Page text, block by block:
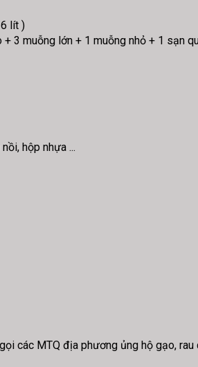
lít )
3 muỗng lớn + 1 muỗng nhỏ + 1 sạn
hộp nhựa ...
các MTQ địa phương ủng hộ gạo, rau